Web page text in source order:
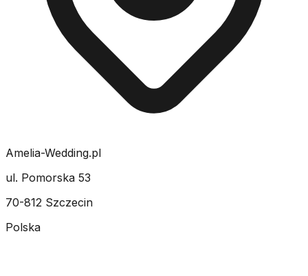
Amelia-Wedding.pl
ul. Pomorska 53
70-812 Szczecin
Polska